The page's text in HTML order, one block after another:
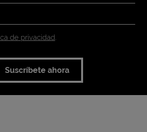
de privacidad.
Suscríbete ahora